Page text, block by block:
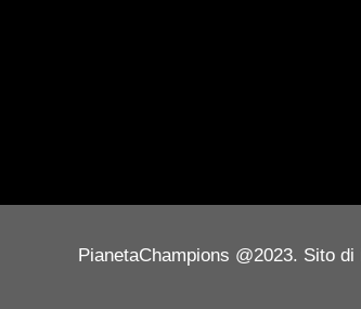
PianetaChampions @2023. Sito di